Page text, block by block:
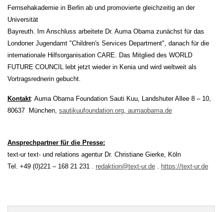
Fernsehakademie in Berlin ab und promovierte gleichzeitig an der
Universität
Bayreuth. Im Anschluss arbeitete Dr. Auma Obama zunächst für das
Londoner Jugendamt "Children's Services Department", danach für die
internationale Hilfsorganisation CARE. Das Mitglied des WORLD
FUTURE COUNCIL lebt jetzt wieder in Kenia und wird weltweit als
Vortragsrednerin gebucht.
Kontakt: Auma Obama Foundation Sauti Kuu, Landshuter Allee 8 – 10,
80637 München, sautikuufoundation.org, aumaobama.de
Ansprechpartner für die Presse:
text-ur text- und relations agentur Dr. Christiane Gierke, Köln
Tel. +49 (0)221 – 168 21 231 . redaktion@text-ur.de . https://text-ur.de